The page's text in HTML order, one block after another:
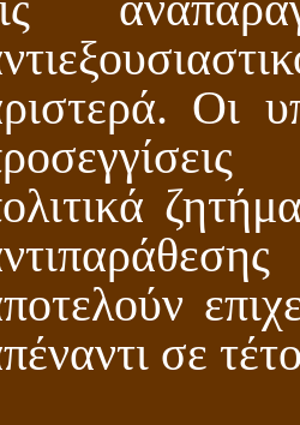
Οι
σε